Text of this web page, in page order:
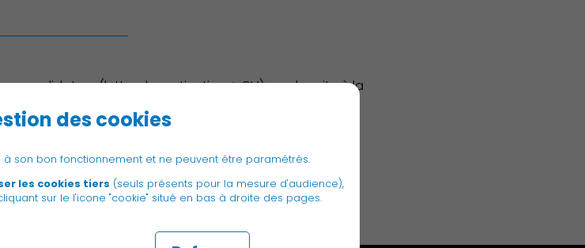
des cookies
son bon fonctionnement et ne peuvent être paramétrés.
les cookies tiers (seuls présents pour la mesure d'audience),
sur le l'icone "cookie" situé en bas à droite des pages.
candidature (lettre de motivation + CV) au plus vite à la